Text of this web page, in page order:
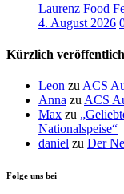
Laurenz Food
4. August 2026
Kürzlich
Leon zu ACS
Anna zu ACS
Max zu
Nationalspeise“
daniel zu Der
Folge uns bei